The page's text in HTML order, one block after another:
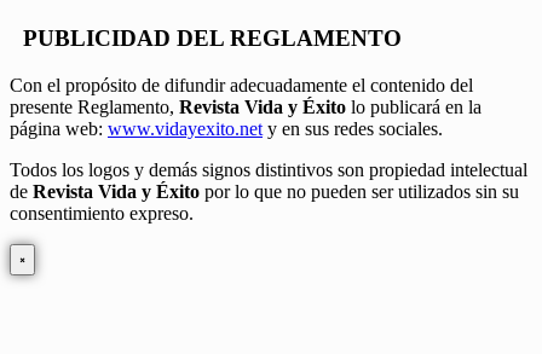
PUBLICIDAD DEL REGLAMENTO
Con el propósito de difundir adecuadamente el contenido del
presente Reglamento, Revista Vida y Éxito lo publicará en la
página web: www.vidayexito.net y en sus redes sociales.
Todos los logos y demás signos distintivos son propiedad intelectual
de Revista Vida y Éxito por lo que no pueden ser utilizados sin su
consentimiento expreso.
×